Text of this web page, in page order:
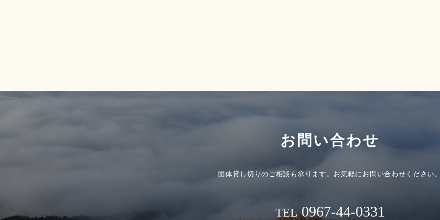
お問い合わせ
団体貸し切りのご相談も承ります。 お気軽にお問い合わせください
TEL 0967-44-0331